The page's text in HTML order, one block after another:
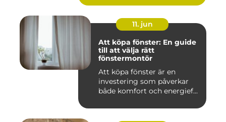
11. jun
Att köpa fönster: En guide
till att välja rätt
fönstermontör
Att köpa fönster är en
investering som påverkar
både komfort och energief...